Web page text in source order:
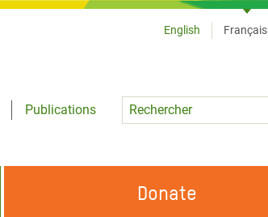
Publications
Language
English Français
Donate